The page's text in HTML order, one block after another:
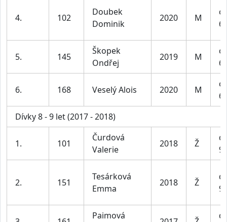
4. 102
Doubek
Dominik
2020 M
5. 145
Škopek
Ondřej
2019 M
6. 168 Veselý Alois 2020 M
Dívky 8 - 9 let (2017 - 2018)
1. 101
Čurdová
Valerie
2018 Ž
9
2. 151
Tesárková
Emma
2018 Ž
9
Paimová